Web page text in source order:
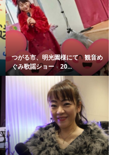
つがる市、明光園様にて 観音め
ぐみ歌謡ショー 20...